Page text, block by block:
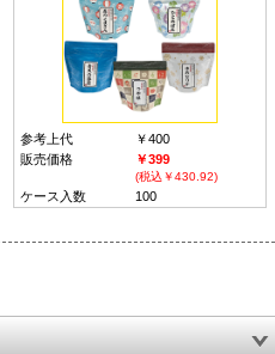
参考上代
￥400
販売価格
￥399
(税込￥430.92)
ケース入数 100